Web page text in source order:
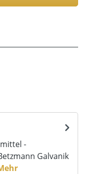
-
Galvanik